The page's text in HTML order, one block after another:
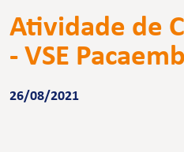
Atividade de
- VSE
26/08/2021